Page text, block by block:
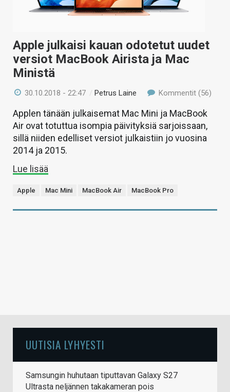
Apple julkaisi kauan odotetut uudet
versiot MacBook Airista ja Mac
Ministä
30.10.2018 - 22:47 / Petrus Laine Kommentit (56)
Applen tänään julkaisemat Mac Mini ja MacBook
Air ovat totuttua isompia päivityksiä sarjoissaan,
sillä niiden edelliset versiot julkaistiin jo vuosina
2014 ja 2015.
Lue lisää
Apple Mac Mini MacBook Air MacBook Pro
UUTISIA LYHYESTI
Samsungin huhutaan tiputtavan Galaxy S27
Ultrasta neljännen takakameran pois